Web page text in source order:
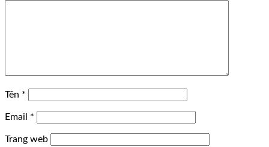
Tên *
Email *
Trang web